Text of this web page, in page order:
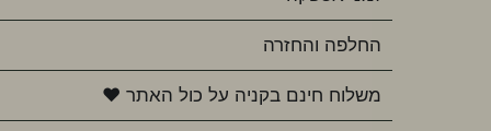
החלפה והחזרה
משלוח חינם בקניה על כול האתר ♥